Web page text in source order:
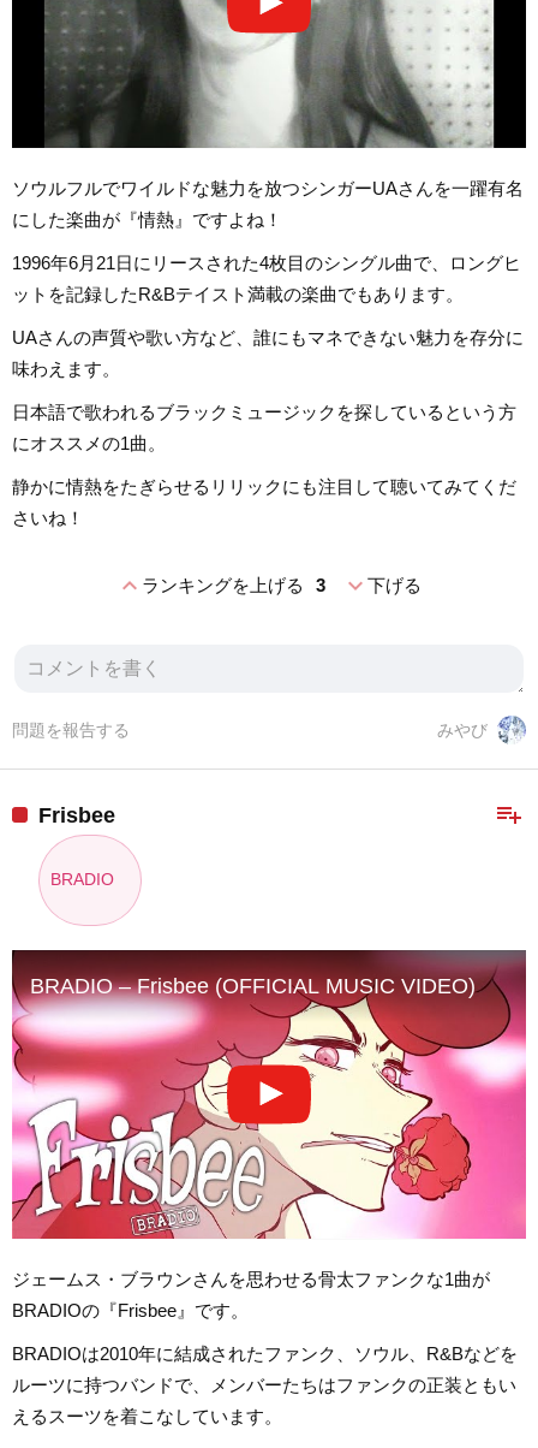
ソウルフルでワイルドな魅力を放つシンガーUAさんを一躍有名
にした楽曲が『情熱』ですよね！
1996年6月21日にリースされた4枚目のシングル曲で、ロングヒ
ットを記録したR&Bテイスト満載の楽曲でもあります。
UAさんの声質や歌い方など、誰にもマネできない魅力を存分に
味わえます。
日本語で歌われるブラックミュージックを探しているという方
にオススメの1曲。
静かに情熱をたぎらせるリリックにも注目して聴いてみてくだ
さいね！
expand_lessランキングを上げる 3 expand_more下げる
みやび
問題を報告する
playlist_add
Frisbee
BRADIO
BRADIO – Frisbee (OFFICIAL MUSIC VIDEO)
ジェームス・ブラウンさんを思わせる骨太ファンクな1曲が
BRADIOの『Frisbee』です。
BRADIOは2010年に結成されたファンク、ソウル、R&Bなどを
ルーツに持つバンドで、メンバーたちはファンクの正装ともい
えるスーツを着こなしています。